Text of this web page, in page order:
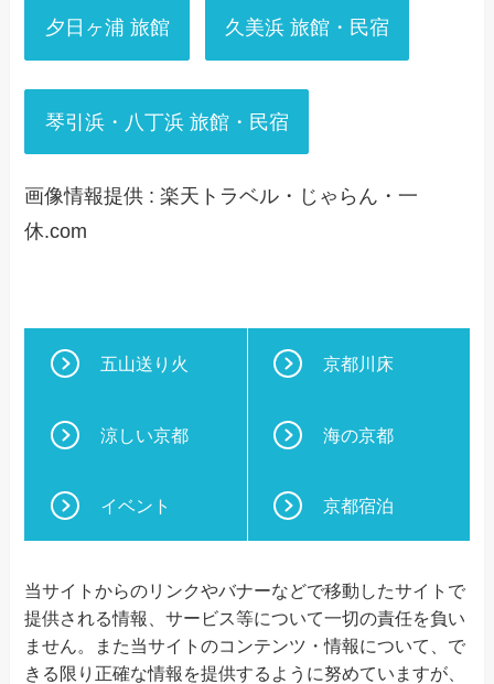
夕日ヶ浦 旅館 久美浜 旅館・民宿
琴引浜・八丁浜 旅館・民宿
画像情報提供 : 楽天トラベル・じゃらん・一
休.com
五山送り火 京都川床
涼しい京都 海の京都
イベント 京都宿泊
当サイトからのリンクやバナーなどで移動したサイトで
提供される情報、サービス等について一切の責任を負い
ません。また当サイトのコンテンツ・情報について、で
きる限り正確な情報を提供するように努めていますが、